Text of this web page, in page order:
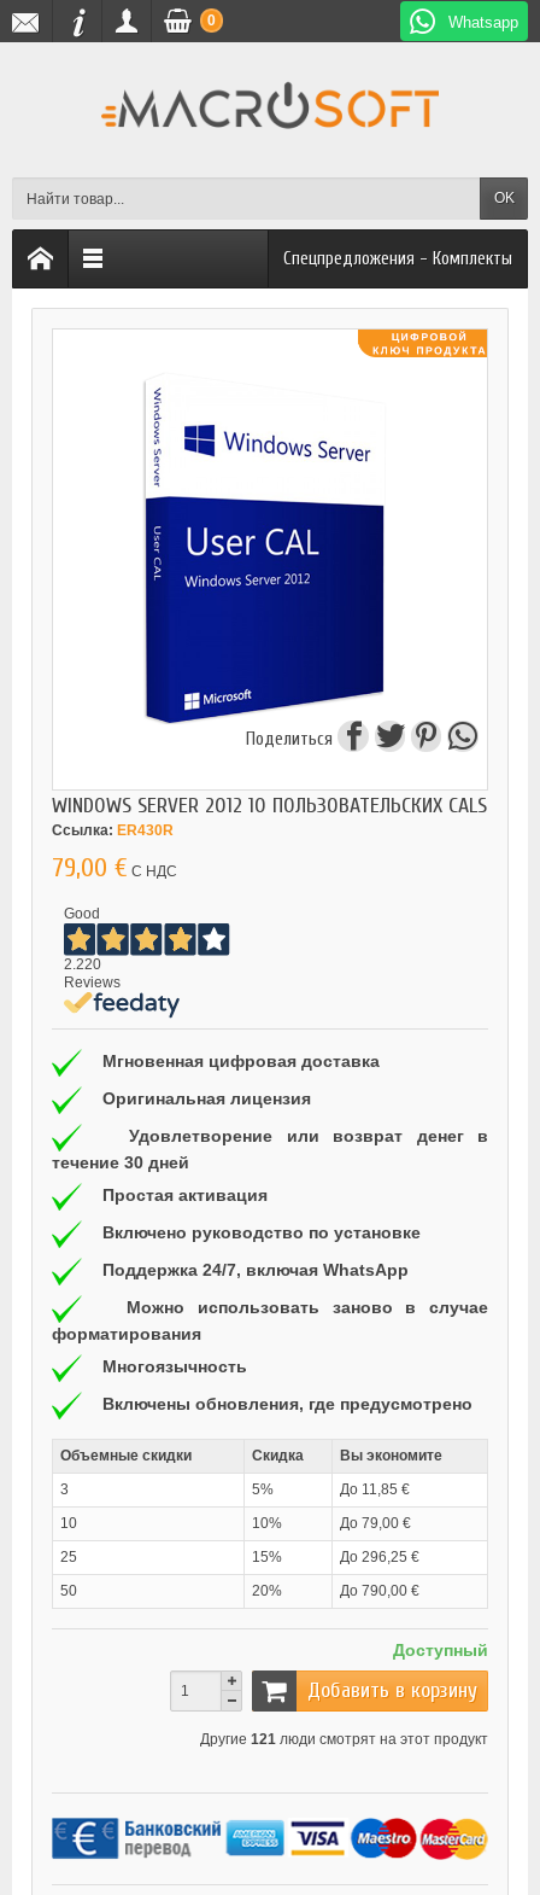
Whatsapp
OK
0
Спецпредложения - Комплекты
Поделиться
WINDOWS SERVER 2012 10 ПОЛЬЗОВАТЕЛЬСКИХ CALS
Ссылка: ER430R
79,00 € С НДС
Good
2.220
Reviews
Мгновенная цифровая доставка
Оригинальная лицензия
Удовлетворение или возврат денег в
течение 30 дней
Простая активация
Включено руководство по установке
Поддержка 24/7, включая WhatsApp
Можно использовать заново в случае
форматирования
Многоязычность
Включены обновления, где предусмотрено
Объемные скидки Скидка
Вы экономите
3
5%
До 11,85 €
10
10%
До 79,00 €
25
15%
До 296,25 €
50
20% До 790,00 €
Доступный
Добавить в корзину
Другие 121 люди смотрят на этот продукт